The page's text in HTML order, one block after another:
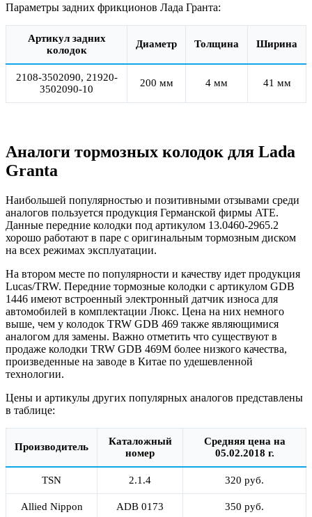
Параметры задних фрикционов Лада Гранта:
Артикул задних
колодок
Диаметр Толщина Ширина
2108-3502090, 21920-
3502090-10
200 мм 4 мм 41 мм
Аналоги тормозных колодок для Lada
Granta
Наибольшей популярностью и позитивными отзывами среди
аналогов пользуется продукция Германской фирмы ATE.
Данные передние колодки под артикулом 13.0460-2965.2
хорошо работают в паре с оригинальным тормозным диском
на всех режимах эксплуатации.
На втором месте по популярности и качеству идет продукция
Lucas/TRW. Передние тормозные колодки с артикулом GDB
1446 имеют встроенный электронный датчик износа для
автомобилей в комплектации Люкс. Цена на них немного
выше, чем у колодок TRW GDB 469 также являющимися
аналогом для замены. Важно отметить что существуют в
продаже колодки TRW GDB 469M более низкого качества,
произведенные на заводе в Китае по удешевленной
технологии.
Цены и артикулы других популярных аналогов представлены
в таблице:
Производитель
Каталожный
номер
Средняя цена на
05.02.2018 г.
TSN 2.1.4 320 руб.
Allied Nippon ADB 0173 350 руб.